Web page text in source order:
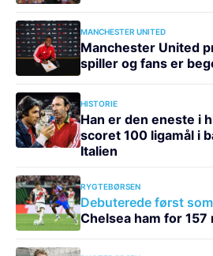
MANCHESTER UNITED
Manchester United
spiller og fans er
HISTORIE
Han er den eneste i
scoret 100 ligamål i
Italien
RYGTEBØRSEN
Debuterede først
Chelsea ham for 157